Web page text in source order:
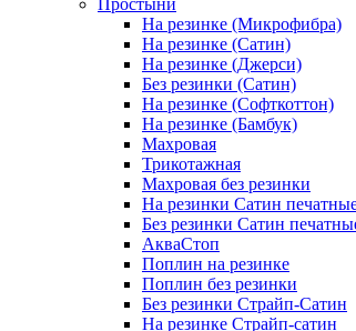
Простыни
На резинке (Микрофибра)
На резинке (Сатин)
На резинке (Джерси)
Без резинки (Сатин)
На резинке (Софткоттон)
На резинке (Бамбук)
Махровая
Трикотажная
Махровая без резинки
На резинки Сатин
Без резинки Сатин
АкваСтоп
Поплин на резинке
Поплин без резинки
Без резинки Страйп-Сатин
На резинке Страйп-сатин